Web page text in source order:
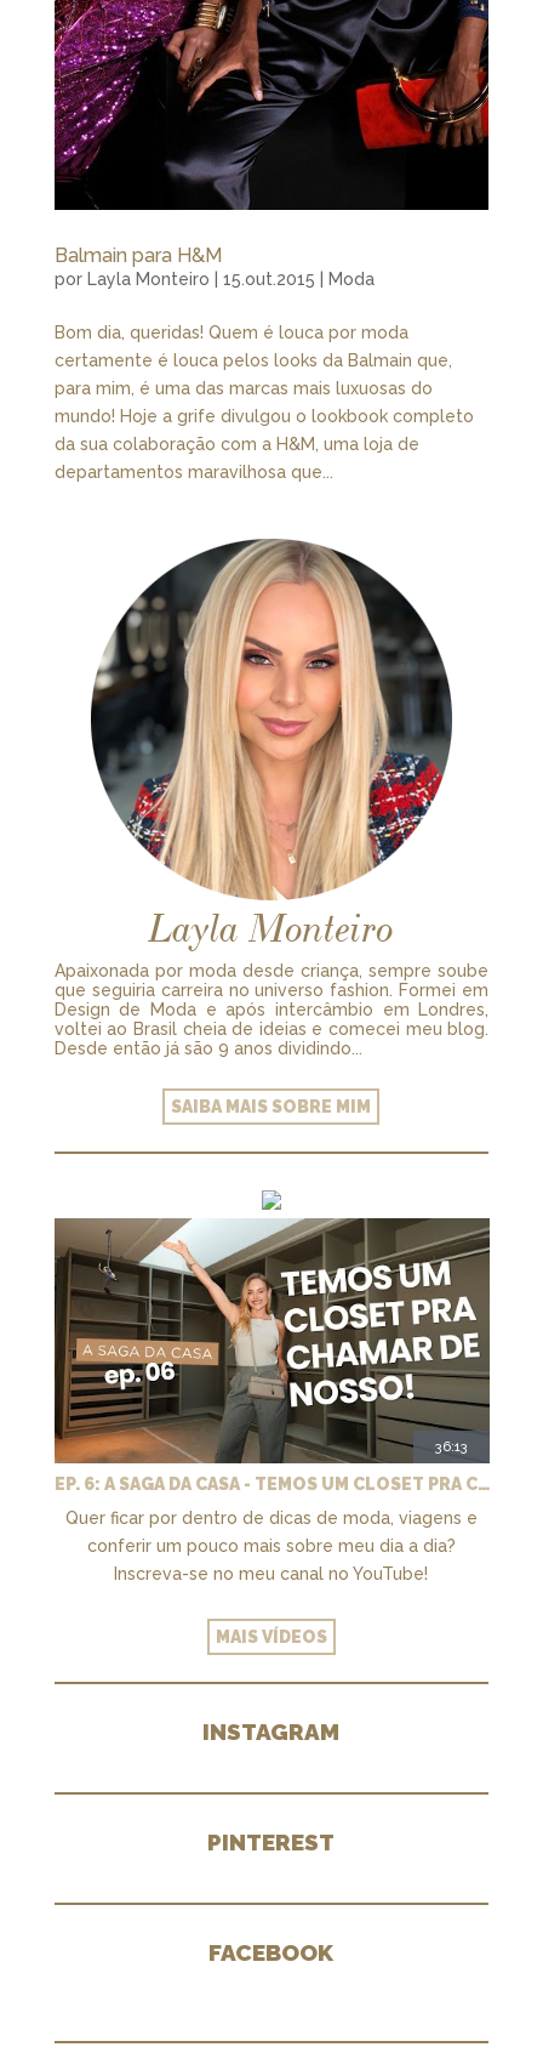
Balmain para H&M
por Layla Monteiro 15.out.2015 Moda
Bom dia, queridas! Quem é louca por moda
certamente é louca pelos looks da Balmain que,
para mim, é uma das marcas mais luxuosas do
mundo! Hoje a grife divulgou o lookbook completo
da sua colaboração com a H&M, uma loja de
departamentos maravilhosa que...
Layla Monteiro
Apaixonada por moda desde criança, sempre soube
que seguiria carreira no universo fashion. Formei em
Design de Moda e após intercâmbio em Londres,
voltei ao Brasil cheia de ideias e comecei meu blog.
Desde então já são 9 anos dividindo...
SAIBA MAIS SOBRE MIM
36:13
EP. 6: A SAGA DA CASA - TEMOS UM CLOSET PRA CHAMAR DE NOSSO + MARCENARIA E PAISAGISMO
Quer ficar por dentro de dicas de moda, viagens e
conferir um pouco mais sobre meu dia a dia?
Inscreva-se no meu canal no YouTube!
MAIS VÍDEOS
INSTAGRAM
PINTEREST
FACEBOOK